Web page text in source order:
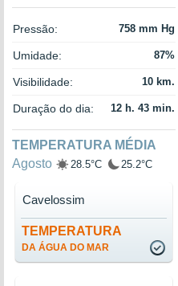
Pressão: 758 mm Hg
Umidade: 87%
Visibilidade: 10 km.
Duração do dia: 12 h. 43 min.
TEMPERATURA MÉDIA
Agosto
28.5°C 25.2°C
TEMPERATURA
DA ÁGUA DO MAR
Cavelossim